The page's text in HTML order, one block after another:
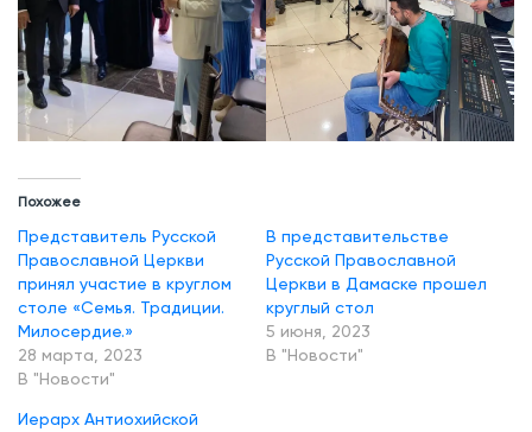
Похожее
Представитель Русской
Православной Церкви
принял участие в круглом
столе «Семья. Традиции.
Милосердие.»
28 марта, 2023
В "Новости"
В представительстве
Русской Православной
Церкви в Дамаске прошел
круглый стол
5 июня, 2023
В "Новости"
Иерарх Антиохийской